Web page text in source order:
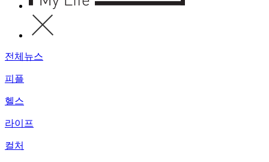
전체뉴스
피플
헬스
라이프
컬처